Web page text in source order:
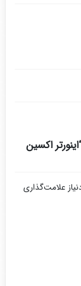
اکسین
علامت‌گذاری